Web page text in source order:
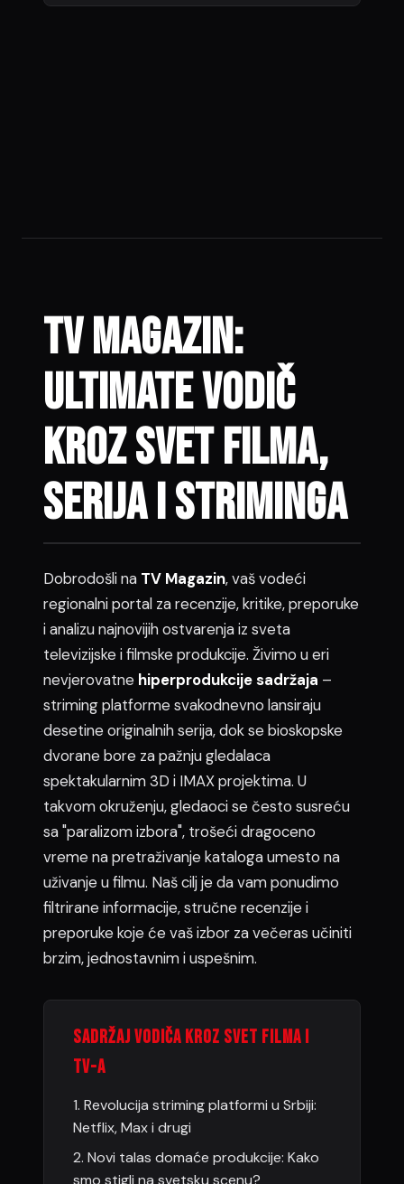
TV magazin:
Ultimate vodič
kroz svet filma,
serija i striminga
Dobrodošli na TV Magazin, vaš vodeći
regionalni portal za recenzije, kritike, preporuke
i analizu najnovijih ostvarenja iz sveta
televizijske i filmske produkcije. Živimo u eri
nevjerovatne hiperprodukcije sadržaja –
striming platforme svakodnevno lansiraju
desetine originalnih serija, dok se bioskopske
dvorane bore za pažnju gledalaca
spektakularnim 3D i IMAX projektima. U
takvom okruženju, gledaoci se često susreću
sa "paralizom izbora", trošeći dragoceno
vreme na pretraživanje kataloga umesto na
uživanje u filmu. Naš cilj je da vam ponudimo
filtrirane informacije, stručne recenzije i
preporuke koje će vaš izbor za večeras učiniti
brzim, jednostavnim i uspešnim.
Sadržaj vodiča kroz svet filma i
tv-a
1. Revolucija striming platformi u Srbiji:
Netflix, Max i drugi
2. Novi talas domaće produkcije: Kako
smo stigli na svetsku scenu?